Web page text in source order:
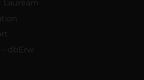
Lauream
- dbErw